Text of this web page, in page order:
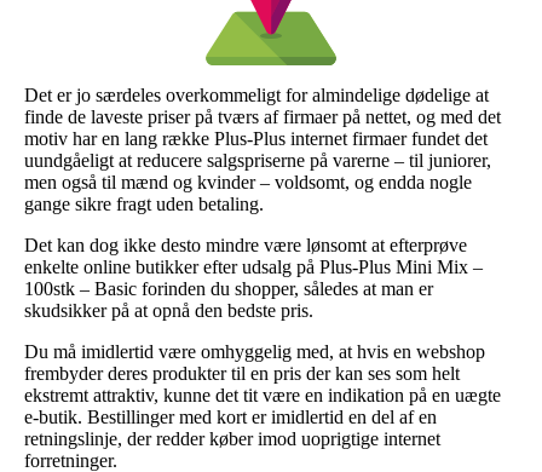
Det er jo særdeles overkommeligt for almindelige dødelige at
finde de laveste priser på tværs af firmaer på nettet, og med det
motiv har en lang række Plus-Plus internet firmaer fundet det
uundgåeligt at reducere salgspriserne på varerne – til juniorer,
men også til mænd og kvinder – voldsomt, og endda nogle
gange sikre fragt uden betaling.
Det kan dog ikke desto mindre være lønsomt at efterprøve
enkelte online butikker efter udsalg på Plus-Plus Mini Mix –
100stk – Basic forinden du shopper, således at man er
skudsikker på at opnå den bedste pris.
Du må imidlertid være omhyggelig med, at hvis en webshop
frembyder deres produkter til en pris der kan ses som helt
ekstremt attraktiv, kunne det tit være en indikation på en uægte
e-butik. Bestillinger med kort er imidlertid en del af en
retningslinje, der redder køber imod uoprigtige internet
forretninger.